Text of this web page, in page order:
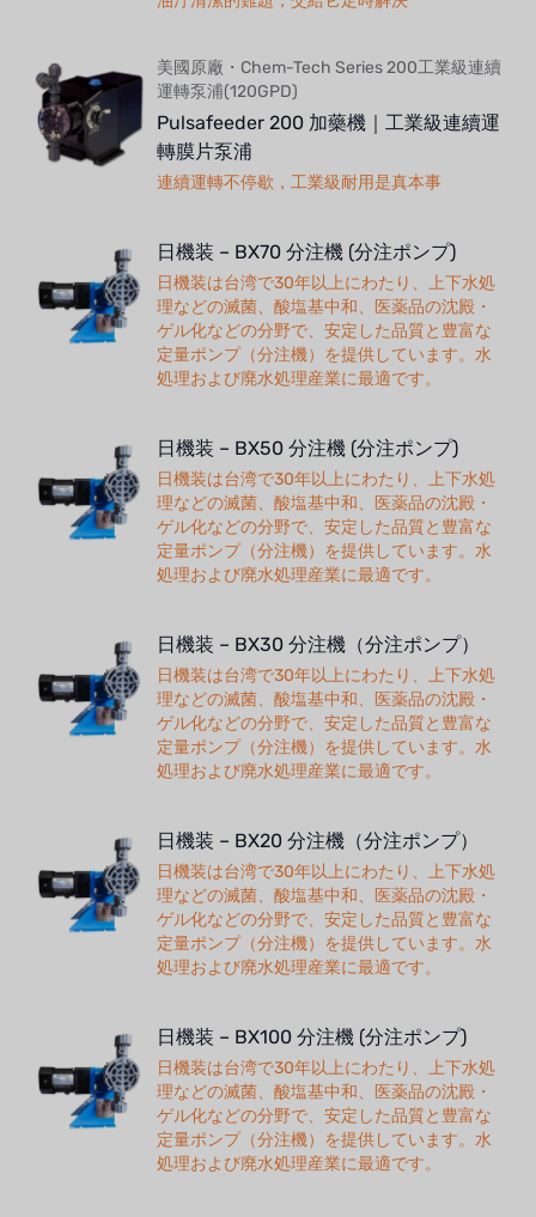
美國原廠・Chem-Tech Series 200工業級連續
運轉泵浦(120GPD)
Pulsafeeder 200 加藥機｜工業級連續運
轉膜片泵浦
連續運轉不停歇，工業級耐用是真本事
日機装 – BX70 分注機 (分注ポンプ)
日機装は台湾で30年以上にわたり、上下水処
理などの滅菌、酸塩基中和、医薬品の沈殿・
ゲル化などの分野で、安定した品質と豊富な
定量ポンプ（分注機）を提供しています。水
処理および廃水処理産業に最適です。
日機装 – BX50 分注機 (分注ポンプ)
日機装は台湾で30年以上にわたり、上下水処
理などの滅菌、酸塩基中和、医薬品の沈殿・
ゲル化などの分野で、安定した品質と豊富な
定量ポンプ（分注機）を提供しています。水
処理および廃水処理産業に最適です。
日機装 – BX30 分注機（分注ポンプ）
日機装は台湾で30年以上にわたり、上下水処
理などの滅菌、酸塩基中和、医薬品の沈殿・
ゲル化などの分野で、安定した品質と豊富な
定量ポンプ（分注機）を提供しています。水
処理および廃水処理産業に最適です。
日機装 – BX20 分注機（分注ポンプ）
日機装は台湾で30年以上にわたり、上下水処
理などの滅菌、酸塩基中和、医薬品の沈殿・
ゲル化などの分野で、安定した品質と豊富な
定量ポンプ（分注機）を提供しています。水
処理および廃水処理産業に最適です。
日機装 – BX100 分注機 (分注ポンプ)
日機装は台湾で30年以上にわたり、上下水処
理などの滅菌、酸塩基中和、医薬品の沈殿・
ゲル化などの分野で、安定した品質と豊富な
定量ポンプ（分注機）を提供しています。水
処理および廃水処理産業に最適です。